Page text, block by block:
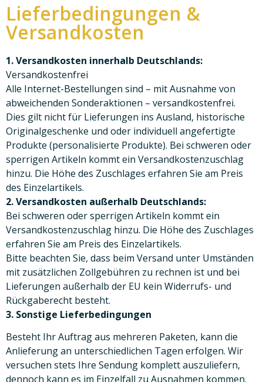
Lieferbedingungen &
Versandkosten
1. Versandkosten innerhalb Deutschlands:
Versandkostenfrei
Alle Internet-Bestellungen sind – mit Ausnahme von
abweichenden Sonderaktionen – versandkostenfrei.
Dies gilt nicht für Lieferungen ins Ausland, historische
Originalgeschenke und oder individuell angefertigte
Produkte (personalisierte Produkte). Bei schweren oder
sperrigen Artikeln kommt ein Versandkostenzuschlag
hinzu. Die Höhe des Zuschlages erfahren Sie am Preis
des Einzelartikels.
2. Versandkosten außerhalb Deutschlands:
Bei schweren oder sperrigen Artikeln kommt ein
Versandkostenzuschlag hinzu. Die Höhe des Zuschlages
erfahren Sie am Preis des Einzelartikels.
Bitte beachten Sie, dass beim Versand unter Umständen
mit zusätzlichen Zollgebühren zu rechnen ist und bei
Lieferungen außerhalb der EU kein Widerrufs- und
Rückgaberecht besteht.
3. Sonstige Lieferbedingungen
Besteht Ihr Auftrag aus mehreren Paketen, kann die
Anlieferung an unterschiedlichen Tagen erfolgen. Wir
versuchen stets Ihre Sendung komplett auszuliefern,
dennoch kann es im Einzelfall zu Ausnahmen kommen.